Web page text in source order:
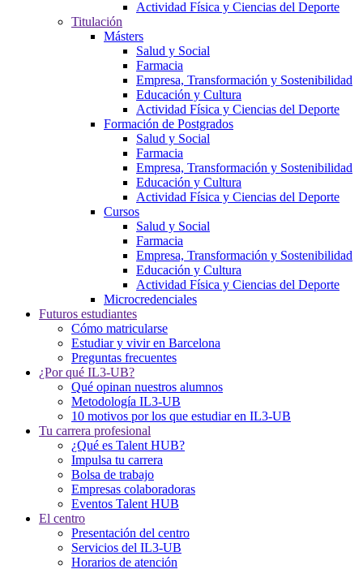
Actividad Física y Ciencias del Deporte
Titulación
Másters
Salud y Social
Farmacia
Empresa, Transformación y Sostenibilidad
Educación y Cultura
Actividad Física y Ciencias del Deporte
Formación de Postgrados
Salud y Social
Farmacia
Empresa, Transformación y Sostenibilidad
Educación y Cultura
Actividad Física y Ciencias del Deporte
Cursos
Salud y Social
Farmacia
Empresa, Transformación y Sostenibilidad
Educación y Cultura
Actividad Física y Ciencias del Deporte
Microcredenciales
Futuros estudiantes
Cómo matricularse
Estudiar y vivir en Barcelona
Preguntas frecuentes
¿Por qué IL3-UB?
Qué opinan nuestros alumnos
Metodología IL3-UB
10 motivos por los que estudiar en IL3-UB
Tu carrera profesional
¿Qué es Talent HUB?
Impulsa tu carrera
Bolsa de trabajo
Empresas colaboradoras
Eventos Talent HUB
El centro
Presentación del centro
Servicios del IL3-UB
Horarios de atención